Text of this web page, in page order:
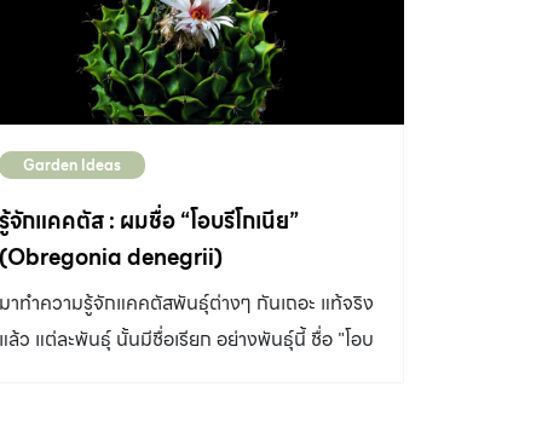
Garden Ideas
รู้จักแคคตัส : ผมชื่อ “โอบรีโกเนีย”
(Obregonia denegrii)
มาทำความรู้จักแคคตัสพันธุ์ต่างๆ กันเถอะ แท้จริง
แล้ว แต่ละพันธุ์ นั้นมีชื่อเรียก อย่างพันธุ์นี้ ชื่อ "โอบ